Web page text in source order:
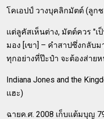
โคเอปป์ วางบุคลิกมัตต์ (ลูกช
แต่ลูคัสเห็นต่าง, มัตต์ควร "เ
มอง [เขา] – คำสาปซึ่งกลับ
ทุกอย่างที่ป๊ะป๋า จะต้องส่าย
Indiana Jones and the
แฮะ)
ฉายค.ศ. 2008 เก็บแต้มบุญ